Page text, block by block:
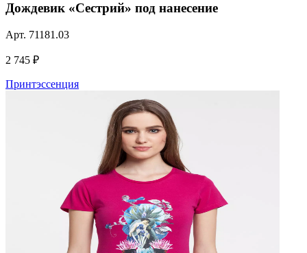
Дождевик «Сестрий» под нанесение
Арт. 71181.03
2 745 ₽
Принтэссенция